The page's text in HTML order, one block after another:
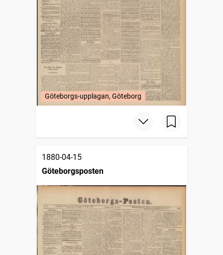
Göteborgs-upplagan, Göteborg
1880-04-15
Göteborgsposten